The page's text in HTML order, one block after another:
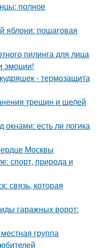
полное
яблони: пошаговая
пилинга для лица
эмоции!
- термозащита
трещин и щелей
есть ли логика
Москвы
спорт, природа и
связь, которая
гаражных ворот:
группа